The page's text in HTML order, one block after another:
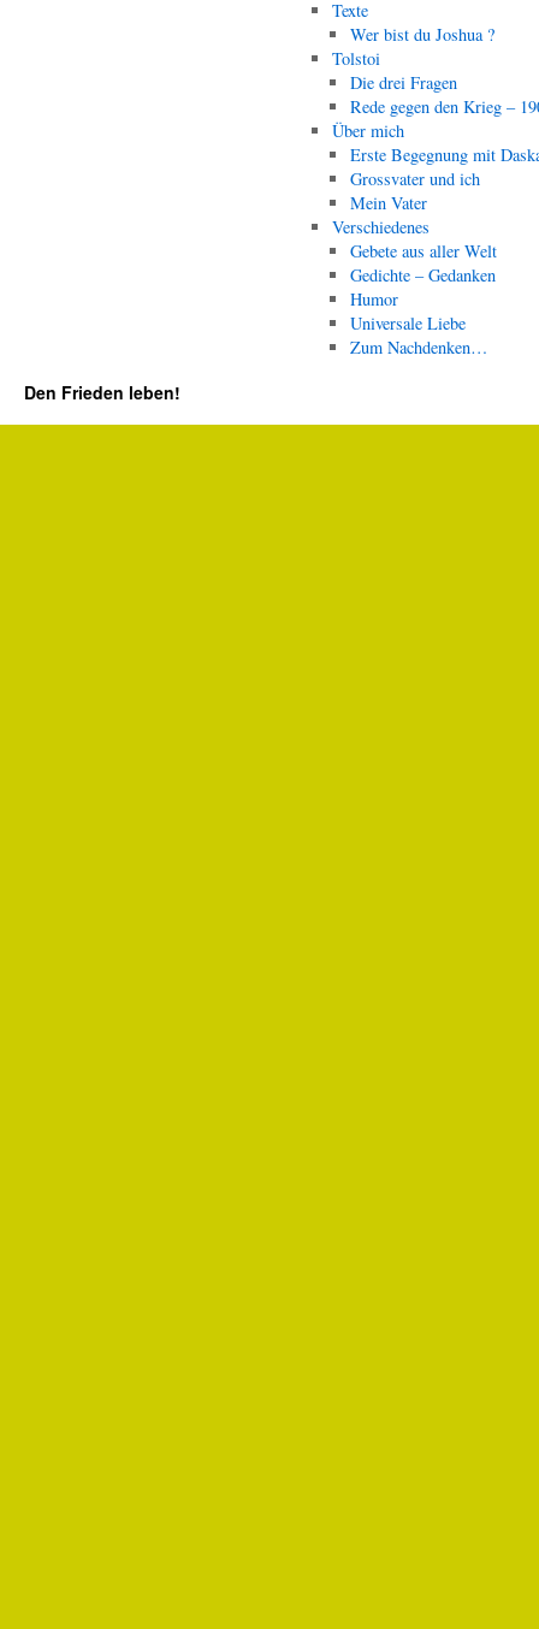
Texte
Wer bist du Joshua ?
Tolstoi
Die drei Fragen
Rede gegen den Krieg –
Über mich
Erste Begegnung mit
Grossvater und ich
Mein Vater
Verschiedenes
Gebete aus aller Welt
Gedichte – Gedanken
Humor
Universale Liebe
Zum Nachdenken…
Den Frieden leben!